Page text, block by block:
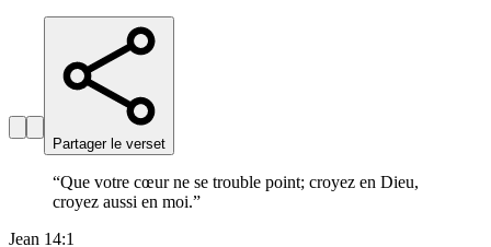
Partager le verset
“Que votre cœur ne se trouble point; croyez en Dieu,
croyez aussi en moi.”
Jean 14:1